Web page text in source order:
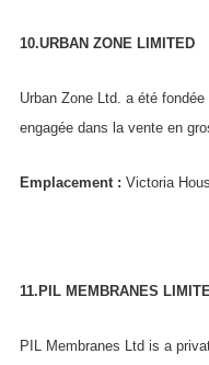
10.URBAN ZONE LIMITED
Urban Zone Ltd. a été
engagée dans la vente en
Emplacement : Victoria
11.PIL MEMBRANES
PIL Membranes Ltd is a